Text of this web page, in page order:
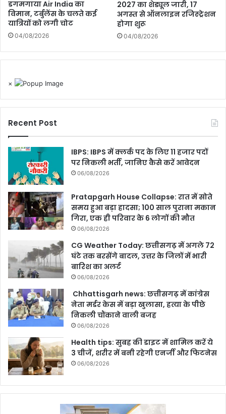
डगमगाया Air India का
विमान, टर्बुलेंस के चलते कई
यात्रियों को लगी चोट
04/08/2026
2027 का शेड्यूल जारी, 17
अगस्त से ऑनलाइन रजिस्ट्रेशन
होगा शुरू
04/08/2026
×
Recent Post
IBPS: IBPS में क्लर्क पद के लिए 11 हजार पदों
पर निकली भर्ती, जानिए कैसे करें आवेदन
06/08/2026
Pratapgarh House Collapse: रात में सोते
समय हुआ बड़ा हादसा; 100 साल पुराना मकान
गिरा, एक ही परिवार के 6 लोगों की मौत
06/08/2026
CG Weather Today: छत्तीसगढ़ में अगले 72
घंटे तक बरसेंगे बादल, उत्तर के जिलों में भारी
बारिश का अलर्ट
06/08/2026
Chhattisgarh news: छत्तीसगढ़ में कांग्रेस
नेता मर्डर केस में बड़ा खुलासा, हत्या के पीछे
निकली चौंकाने वाली बजह
06/08/2026
Health tips: सुबह की डाइट में शामिल करें ये
3 चीजें, शरीर में बनी रहेगी एनर्जी और फिटनेस
06/08/2026